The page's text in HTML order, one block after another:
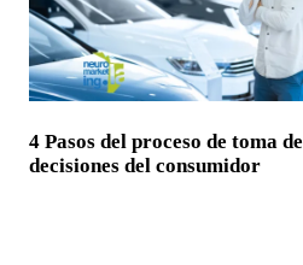
4 Pasos del proceso de toma de
decisiones del consumidor